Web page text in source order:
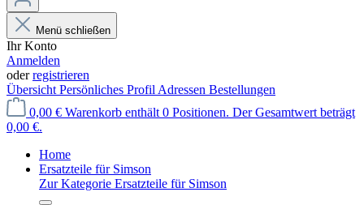
Menü schließen
Ihr Konto
Anmelden
oderregistrieren
Übersicht Persönliches Profil Adressen Bestellungen
0,00 € Warenkorb enthält 0 Positionen. Der Gesamtwert beträgt
0,00 €.
Home
Ersatzteile für Simson
Zur Kategorie Ersatzteile für Simson